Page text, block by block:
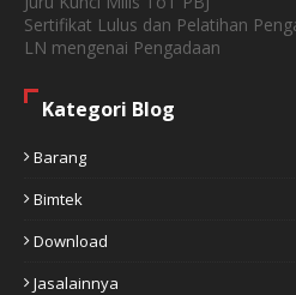
Sertifikat Lulus dan Pelatihan
LN mengenai Pengadaan
Kategori Blog
Barang
Bimtek
Download
Jasalainnya